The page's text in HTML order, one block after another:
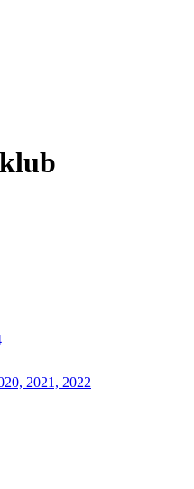
2021, 2022